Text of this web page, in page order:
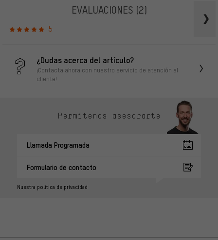
EVALUACIONES (2)
5
¿Dudas acerca del artículo?
¡Contacta ahora con nuestro servicio de atención al
cliente!
Permítenos asesorarte
Llamada Programada
Formulario de contacto
Nuestra política de privacidad